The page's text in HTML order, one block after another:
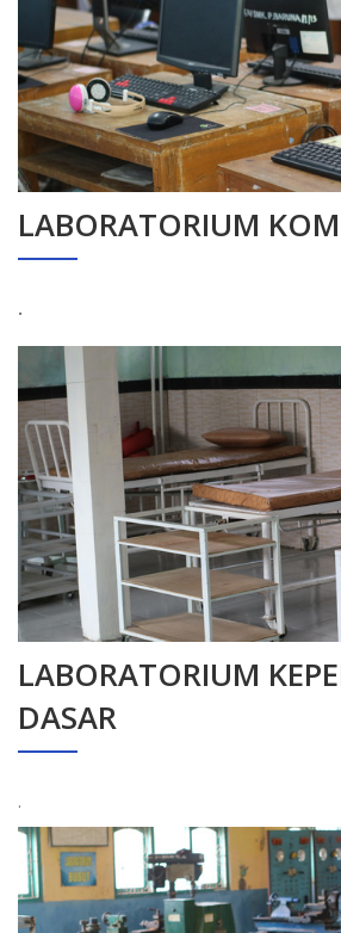
LABORATORIUM
.
LABORATORIUM
DASAR
.